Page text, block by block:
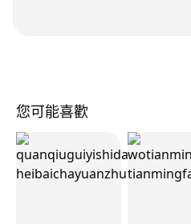
您可能喜歡